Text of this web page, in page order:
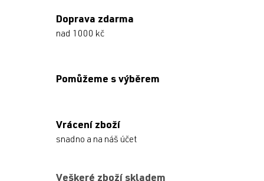
Doprava zdarma
nad 1000 kč
Pomůžeme s výběrem
Vrácení zboží
snadno a na náš účet